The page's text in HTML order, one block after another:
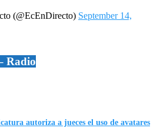
(@EcEnDirecto) September 14,
Radio
autoriza a jueces el uso de avatares